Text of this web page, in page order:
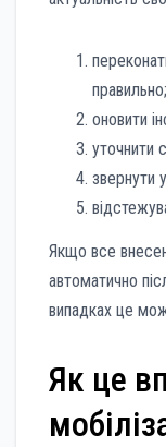
правильно;
оновити
уточнити
звернути
Якщо все
автоматично
випадках це
Як це